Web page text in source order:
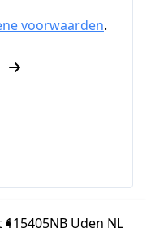
voorwaarden.
5405NB Uden NL